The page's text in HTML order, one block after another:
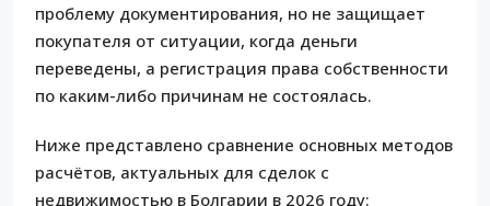
проблему документирования, но не защищает
покупателя от ситуации, когда деньги
переведены, а регистрация права собственности
по каким-либо причинам не состоялась.
Ниже представлено сравнение основных методов
расчётов, актуальных для сделок с
недвижимостью в Болгарии в 2026 году: